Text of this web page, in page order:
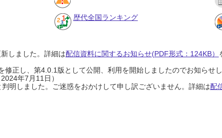
歴代全国ランキング
しました。詳細は配信資料に関するお知らせ(PDF形式：124KB）
正し、第4.0.1版として公開、利用を開始しましたのでお知らせ
年7月11日）
明しました。ご迷惑をおかけして申し訳ございません。詳細は配